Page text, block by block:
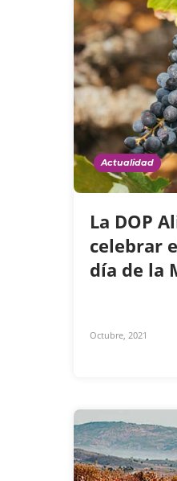
Actualidad
La DOP
celebrar
día de la
Octubre, 2021